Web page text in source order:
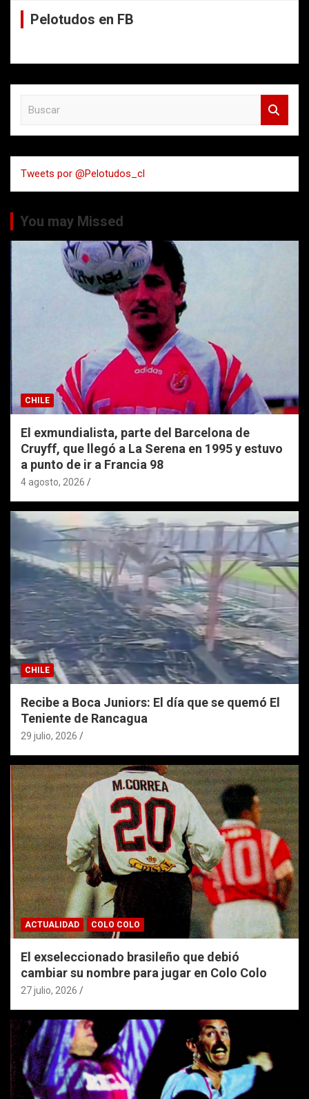
Pelotudos en FB
a
r
Tweets por @Pelotudos_cl
You may Missed
CHILE
El exmundialista, parte del Barcelona de
Cruyff, que llegó a La Serena en 1995 y estuvo
a punto de ir a Francia 98
4 agosto, 2026
CHILE
Recibe a Boca Juniors: El día que se quemó El
Teniente de Rancagua
29 julio, 2026
ACTUALIDAD COLO COLO
El exseleccionado brasileño que debió
cambiar su nombre para jugar en Colo Colo
27 julio, 2026